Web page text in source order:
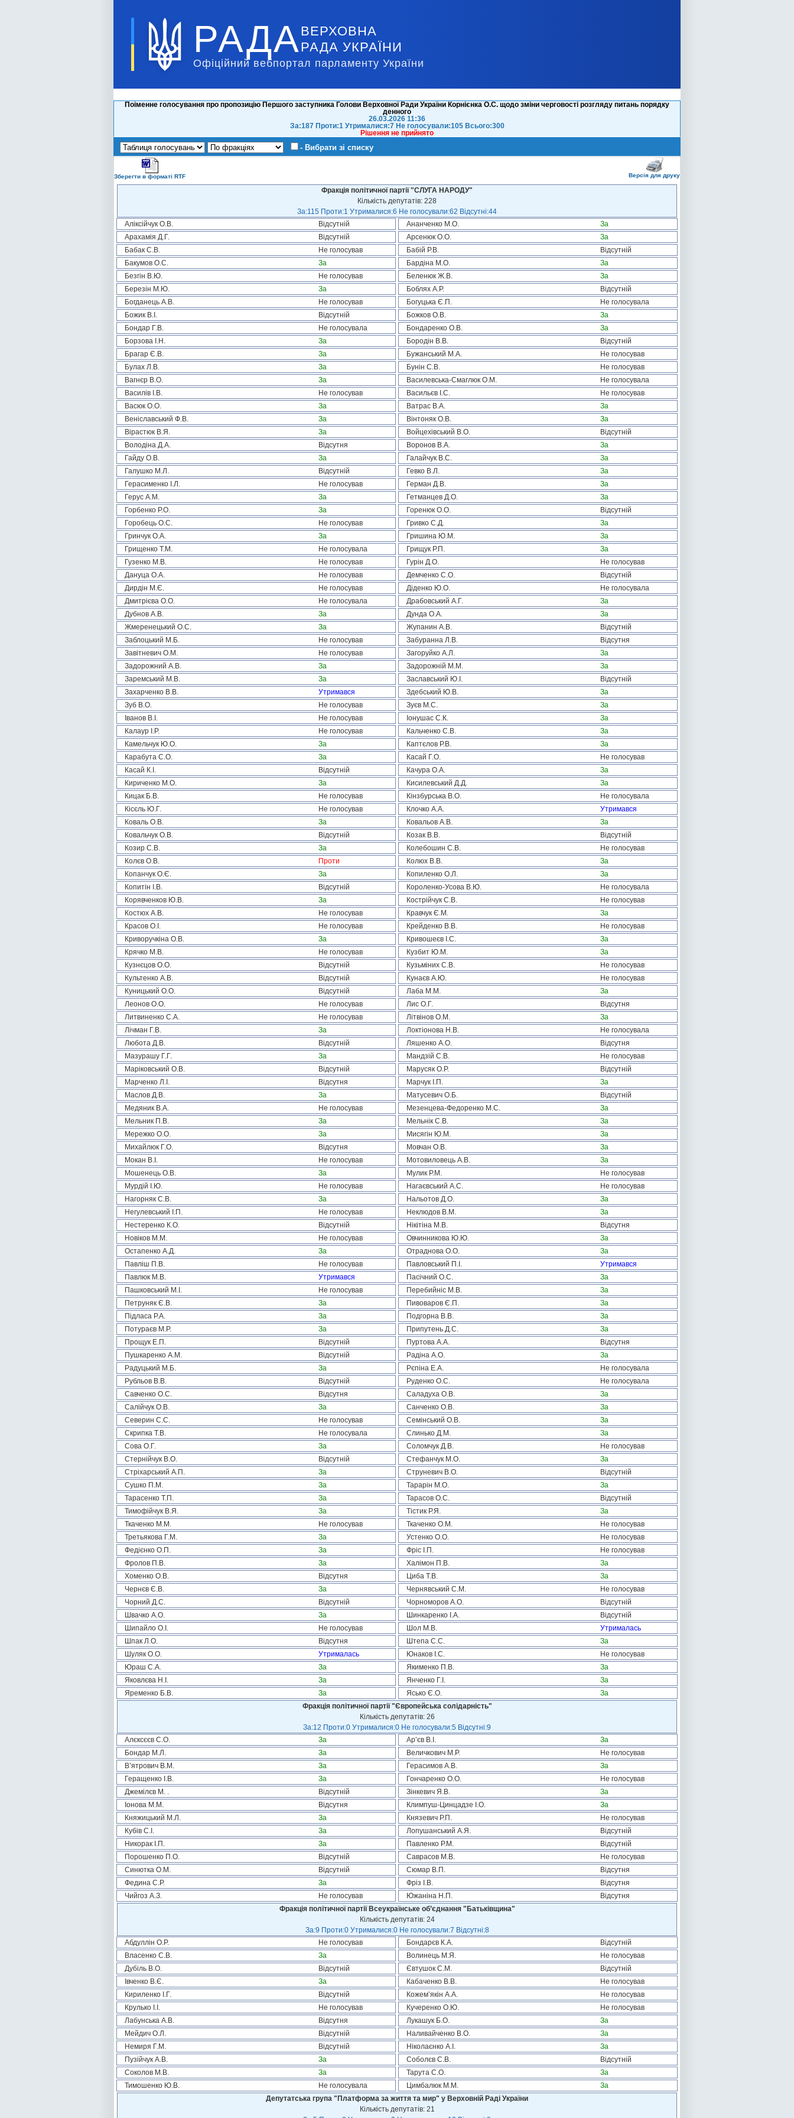
РАДА ВЕРХОВНА
РАДА УКРАЇНИ
Офіційний вебпортал парламенту України
Поіменне голосування про пропозицію Першого заступника Голови Верховної Ради України Корнієнка О.С. щодо зміни черговості розгляду питань порядку
денного
26.03.2026 11:36
За:187 Проти:1 Утрималися:7 Не голосували:105 Всього:300
Рішення не прийнято
- Вибрати зі списку
Зберегти в форматі RTF Версія для друку
Фракція політичної партії "СЛУГА НАРОДУ"
Кількість депутатів: 228
За:115 Проти:1 Утрималися:6 Не голосували:62 Відсутні:44
Аліксійчук О.В.
Відсутній Ананченко М.О.
За
Арахамія Д.Г.
Відсутній Арсенюк О.О.
За
Бабак С.В.
Не голосував Бабій Р.В.
Відсутній
Бакумов О.С.
За Бардіна М.О.
За
Безгін В.Ю.
Не голосував Беленюк Ж.В.
За
Березін М.Ю.
За Боблях А.Р.
Відсутній
Богданець А.В.
Не голосував Богуцька Є.П.
Не голосувала
Божик В.І.
Відсутній Божков О.В.
За
Бондар Г.В.
Не голосувала Бондаренко О.В.
За
Борзова І.Н.
За Бородін В.В.
Відсутній
Брагар Є.В.
За Бужанський М.А.
Не голосував
Булах Л.В.
За Бунін С.В.
Не голосував
Вагнєр В.О.
За Василевська-Смаглюк О.М.
Не голосувала
Василів І.В.
Не голосував Васильєв І.С.
Не голосував
Васюк О.О.
За Ватрас В.А.
За
Веніславський Ф.В.
За Вінтоняк О.В.
За
Вірастюк В.Я.
За Войцехівський В.О.
Відсутній
Володіна Д.А.
Відсутня Воронов В.А.
За
Гайду О.В.
За Галайчук В.С.
За
Галушко М.Л.
Відсутній Гевко В.Л.
За
Герасименко І.Л.
Не голосував Герман Д.В.
За
Герус А.М.
За Гетманцев Д.О.
За
Горбенко Р.О.
За Горенюк О.О.
Відсутній
Горобець О.С.
Не голосував Гривко С.Д.
За
Гринчук О.А.
За Гришина Ю.М.
За
Грищенко Т.М.
Не голосувала Грищук Р.П.
За
Гузенко М.В.
Не голосував Гурін Д.О.
Не голосував
Дануца О.А.
Не голосував Демченко С.О.
Відсутній
Дирдін М.Є.
Не голосував Діденко Ю.О.
Не голосувала
Дмитрієва О.О.
Не голосувала Драбовський А.Г.
За
Дубнов А.В.
За Дунда О.А.
За
Жмеренецький О.С.
За Жупанин А.В.
Відсутній
Заблоцький М.Б.
Не голосував Забуранна Л.В.
Відсутня
Завітневич О.М.
Не голосував Загоруйко А.Л.
За
Задорожний А.В.
За Задорожній М.М.
За
Заремський М.В.
За Заславський Ю.І.
Відсутній
Захарченко В.В.
Утримався Здебський Ю.В.
За
Зуб В.О.
Не голосував Зуєв М.С.
За
Іванов В.І.
Не голосував Іонушас С.К.
За
Калаур І.Р.
Не голосував Кальченко С.В.
За
Камельчук Ю.О.
За Каптєлов Р.В.
За
Карабута С.О.
За Касай Г.О.
Не голосував
Касай К.І.
Відсутній Качура О.А.
За
Кириченко М.О.
За Кисилевський Д.Д.
За
Кицак Б.В.
Не голосував Кінзбурська В.О.
Не голосувала
Кісєль Ю.Г.
Не голосував Клочко А.А.
Утримався
Коваль О.В.
За Ковальов А.В.
За
Ковальчук О.В.
Відсутній Козак В.В.
Відсутній
Козир С.В.
За Колебошин С.В.
Не голосував
Колєв О.В.
Проти Колюх В.В.
За
Копанчук О.Є.
За Копиленко О.Л.
За
Копитін І.В.
Відсутній Короленко-Усова В.Ю.
Не голосувала
Корявченков Ю.В.
За Кострійчук С.В.
Не голосував
Костюх А.В.
Не голосував Кравчук Є.М.
За
Красов О.І.
Не голосував Крейденко В.В.
Не голосував
Криворучкіна О.В.
За Кривошеєв І.С.
За
Крячко М.В.
Не голосував Кузбит Ю.М.
За
Кузнєцов О.О.
Відсутній Кузьміних С.В.
Не голосував
Культенко А.В.
Відсутній Кунаєв А.Ю.
Не голосував
Куницький О.О.
Відсутній Лаба М.М.
За
Леонов О.О.
Не голосував Лис О.Г.
Відсутня
Литвиненко С.А.
Не голосував Літвінов О.М.
За
Лічман Г.В.
За Локтіонова Н.В.
Не голосувала
Любота Д.В.
Відсутній Ляшенко А.О.
Відсутня
Мазурашу Г.Г.
За Мандзій С.В.
Не голосував
Маріковський О.В.
Відсутній Марусяк О.Р.
Відсутній
Марченко Л.І.
Відсутня Марчук І.П.
За
Маслов Д.В.
За Матусевич О.Б.
Відсутній
Медяник В.А.
Не голосував Мезенцева-Федоренко М.С.
За
Мельник П.В.
За Мельнік С.В.
За
Мережко О.О.
За Мисягін Ю.М.
За
Михайлюк Г.О.
Відсутня Мовчан О.В.
За
Мокан В.І.
Не голосував Мотовиловець А.В.
За
Мошенець О.В.
За Мулик Р.М.
Не голосував
Мурдій І.Ю.
Не голосував Нагаєвський А.С.
Не голосував
Нагорняк С.В.
За Нальотов Д.О.
За
Негулевський І.П.
Не голосував Неклюдов В.М.
За
Нестеренко К.О.
Відсутній Нікітіна М.В.
Відсутня
Новіков М.М.
Не голосував Овчинникова Ю.Ю.
За
Остапенко А.Д.
За Отраднова О.О.
За
Павліш П.В.
Не голосував Павловський П.І.
Утримався
Павлюк М.В.
Утримався Пасічний О.С.
За
Пашковський М.І.
Не голосував Перебийніс М.В.
За
Петруняк Є.В.
За Пивоваров Є.П.
За
Підласа Р.А.
За Подгорна В.В.
За
Потураєв М.Р.
За Припутень Д.С.
За
Прощук Е.П.
Відсутній Пуртова А.А.
Відсутня
Пушкаренко А.М.
Відсутній Радіна А.О.
За
Радуцький М.Б.
За Рєпіна Е.А.
Не голосувала
Рубльов В.В.
Відсутній Руденко О.С.
Не голосувала
Савченко О.С.
Відсутня Саладуха О.В.
За
Салійчук О.В.
За Санченко О.В.
За
Северин С.С.
Не голосував Семінський О.В.
За
Скрипка Т.В.
Не голосувала Слинько Д.М.
За
Сова О.Г.
За Соломчук Д.В.
Не голосував
Стернійчук В.О.
Відсутній Стефанчук М.О.
За
Стріхарський А.П.
За Струневич В.О.
Відсутній
Сушко П.М.
За Тарарін М.О.
За
Тарасенко Т.П.
За Тарасов О.С.
Відсутній
Тимофійчук В.Я.
За Тістик Р.Я.
За
Ткаченко М.М.
Не голосував Ткаченко О.М.
Не голосував
Третьякова Г.М.
За Устенко О.О.
Не голосував
Федієнко О.П.
За Фріс І.П.
Не голосував
Фролов П.В.
За Халімон П.В.
За
Хоменко О.В.
Відсутня Циба Т.В.
За
Чернєв Є.В.
За Чернявський С.М.
Не голосував
Чорний Д.С.
Відсутній Чорноморов А.О.
Відсутній
Швачко А.О.
За Шинкаренко І.А.
Відсутній
Шипайло О.І.
Не голосував Шол М.В.
Утрималась
Шпак Л.О.
Відсутня Штепа С.С.
За
Шуляк О.О.
Утрималась Юнаков І.С.
Не голосував
Юраш С.А.
За Якименко П.В.
За
Яковлєва Н.І.
За Янченко Г.І.
За
Яременко Б.В.
За Ясько Є.О.
За
Фракція політичної партії "Європейська солідарність"
Кількість депутатів: 26
За:12 Проти:0 Утрималися:0 Не голосували:5 Відсутні:9
Алєксєєв С.О.
За Ар’єв В.І.
За
Бондар М.Л.
За Величкович М.Р.
Не голосував
В’ятрович В.М.
За Герасимов А.В.
За
Геращенко І.В.
За Гончаренко О.О.
Не голосував
Джемілєв М. .
Відсутній Зінкевич Я.В.
За
Іонова М.М.
Відсутня Климпуш-Цинцадзе І.О.
За
Княжицький М.Л.
За Князевич Р.П.
Не голосував
Кубів С.І.
За Лопушанський А.Я.
Відсутній
Никорак І.П.
За Павленко Р.М.
Відсутній
Порошенко П.О.
Відсутній Саврасов М.В.
Не голосував
Синютка О.М.
Відсутній Сюмар В.П.
Відсутня
Федина С.Р.
За Фріз І.В.
Відсутня
Чийгоз А.З.
Не голосував Южаніна Н.П.
Відсутня
Фракція політичної партії Всеукраїнське об’єднання "Батьківщина"
Кількість депутатів: 24
За:9 Проти:0 Утрималися:0 Не голосували:7 Відсутні:8
Абдуллін О.Р.
Не голосував Бондарєв К.А.
Відсутній
Власенко С.В.
За Волинець М.Я.
Не голосував
Дубіль В.О.
Відсутній Євтушок С.М.
Відсутній
Івченко В.Є.
За Кабаченко В.В.
Не голосував
Кириленко І.Г.
Відсутній Кожем’якін А.А.
Не голосував
Крулько І.І.
Не голосував Кучеренко О.Ю.
Не голосував
Лабунська А.В.
Відсутня Лукашук Б.О.
За
Мейдич О.Л.
Відсутній Наливайченко В.О.
За
Немиря Г.М.
Відсутній Ніколаєнко А.І.
За
Пузійчук А.В.
За Соболєв С.В.
Відсутній
Соколов М.В.
За Тарута С.О.
За
Тимошенко Ю.В.
Не голосувала Цимбалюк М.М.
За
Депутатська група "Платформа за життя та мир" у Верховній Раді України
Кількість депутатів: 21